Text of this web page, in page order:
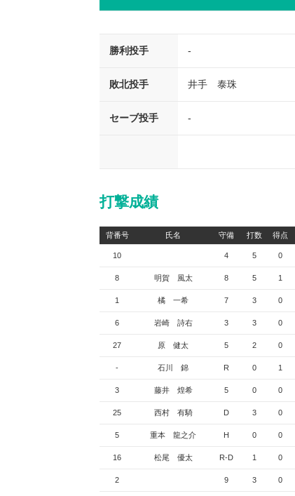
勝利投手 -
敗北投手 井手 泰珠
セーブ投手 -
打撃成績
背番号 氏名 守備 打数 得点
10 4 5 0
8 明賀 風太 8 5 1
1 橘 一希 7 3 0
6 岩崎 詩右 3 3 0
27 原 健太 5 2 0
- 石川 錦 R 0 1
3 藤井 煌希 5 0 0
25 西村 有騎 D 3 0
5 重本 龍之介 H 0 0
16 松尾 優太 R-D 1 0
2 9 3 0